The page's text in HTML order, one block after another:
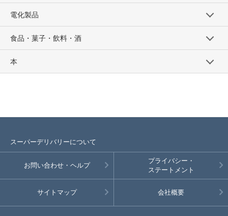
電化製品
食品・菓子・飲料・酒
本
スーパーデリバリーについて
お問い合わせ・ヘルプ
プライバシー・
ステートメント
サイトマップ 会社概要